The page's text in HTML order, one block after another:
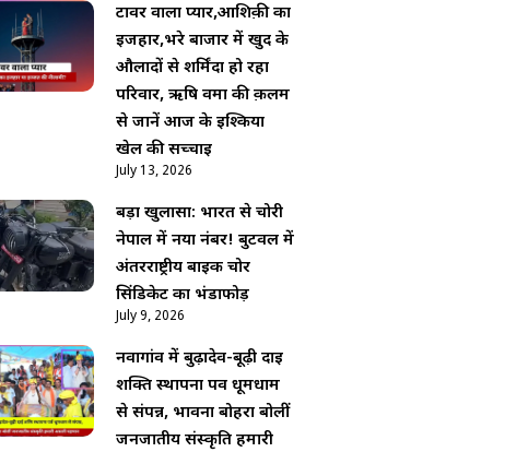
टावर वाला प्यार,आशिक़ी का
इजहार,भरे बाजार में खुद के
औलादों से शर्मिंदा हो रहा
परिवार, ऋषि वर्मा की क़लम
से जानें आज के इश्किया
खेल की सच्चाई
July 13, 2026
बड़ा खुलासा: भारत से चोरी
नेपाल में नया नंबर! बुटवल में
अंतरराष्ट्रीय बाइक चोर
सिंडिकेट का भंडाफोड़
July 9, 2026
नवागांव में बुढ़ादेव-बूढ़ी दाई
शक्ति स्थापना पर्व धूमधाम
से संपन्न, भावना बोहरा बोलीं
जनजातीय संस्कृति हमारी